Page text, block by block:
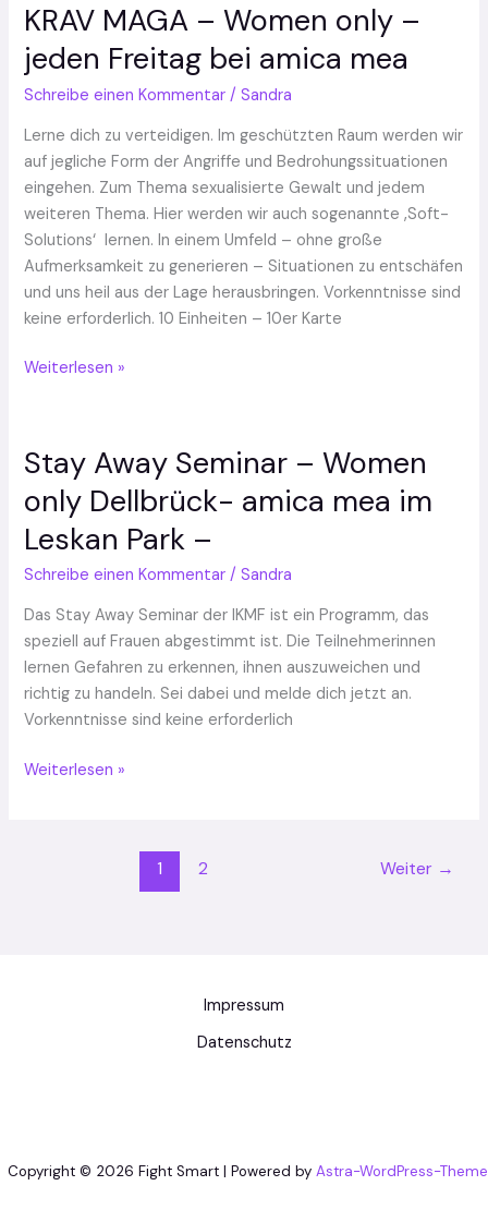
KRAV MAGA – Women only –
jeden Freitag bei amica mea
Schreibe einen Kommentar /Sandra
Lerne dich zu verteidigen. Im geschützten Raum werden wir
auf jegliche Form der Angriffe und Bedrohungssituationen
eingehen. Zum Thema sexualisierte Gewalt und jedem
weiteren Thema. Hier werden wir auch sogenannte ‚Soft-
Solutions‘ lernen. In einem Umfeld – ohne große
Aufmerksamkeit zu generieren – Situationen zu entschäfen
und uns heil aus der Lage herausbringen. Vorkenntnisse sind
keine erforderlich. 10 Einheiten – 10er Karte
KRAV
–
Women
–
jeden
Freitag
bei
amica
mea
Weiterlesen »
Stay Away Seminar – Women
only Dellbrück- amica mea im
Leskan Park –
Schreibe einen Kommentar /Sandra
Das Stay Away Seminar der IKMF ist ein Programm, das
speziell auf Frauen abgestimmt ist. Die Teilnehmerinnen
lernen Gefahren zu erkennen, ihnen auszuweichen und
richtig zu handeln. Sei dabei und melde dich jetzt an.
Vorkenntnisse sind keine erforderlich
Stay
Seminar
–
only
Dellbrück-
amica
mea
im
Leskan
–
Weiterlesen »
1 2 Weiter →
Impressum
Datenschutz
Copyright © 2026 Fight Smart | Powered by Astra-WordPress-Theme